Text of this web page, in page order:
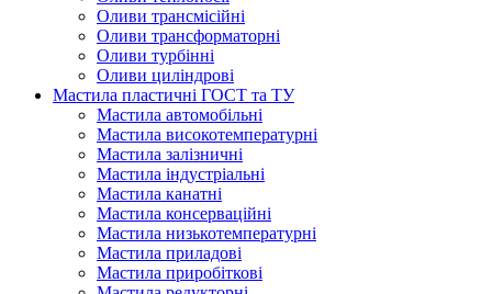
Оливи трансмісійні
Оливи трансформаторні
Оливи турбінні
Оливи циліндрові
Мастила пластичні ГОСТ та ТУ
Мастила автомобільні
Мастила високотемпературні
Мастила залізничні
Мастила індустріальні
Мастила канатні
Мастила консерваційні
Мастила низькотемпературні
Мастила приладові
Мастила приробіткові